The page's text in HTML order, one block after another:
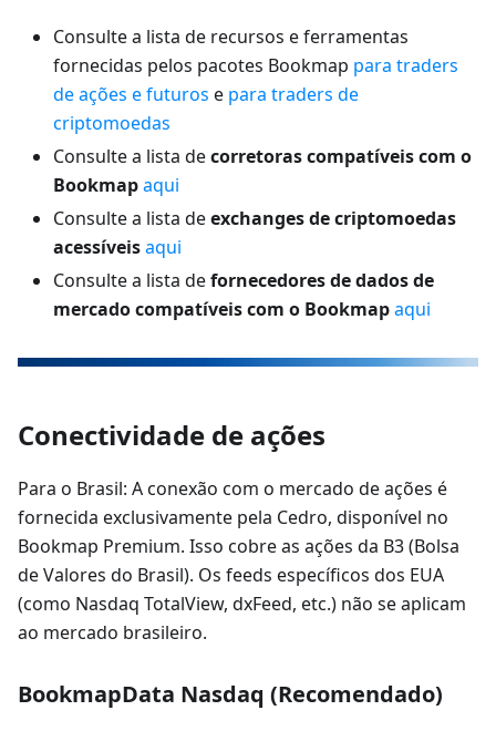
Consulte a lista de recursos e ferramentas
fornecidas pelos pacotes Bookmap para traders
de ações e futuros e para traders de
criptomoedas
Consulte a lista decorretoras compatíveis com o
Bookmapaqui
Consulte a lista deexchanges de criptomoedas
acessíveisaqui
Consulte a lista defornecedores de dados de
mercado compatíveis com o Bookmapaqui
Conectividade de ações
Para o Brasil: A conexão com o mercado de ações é
fornecida exclusivamente pela Cedro, disponível no
Bookmap Premium. Isso cobre as ações da B3 (Bolsa
de Valores do Brasil). Os feeds específicos dos EUA
(como Nasdaq TotalView, dxFeed, etc.) não se aplicam
ao mercado brasileiro.
BookmapData Nasdaq (Recomendado)